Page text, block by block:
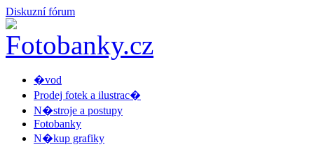
Diskuzní fórum
�vod
Prodej fotek a ilustrac�
N�stroje a postupy
Fotobanky
N�kup grafiky